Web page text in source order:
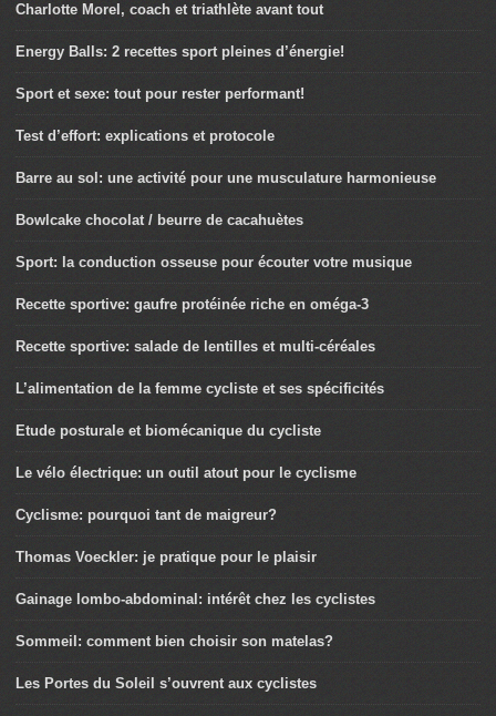
Charlotte Morel, coach et triathlète avant tout
Energy Balls: 2 recettes sport pleines d’énergie!
Sport et sexe: tout pour rester performant!
Test d’effort: explications et protocole
Barre au sol: une activité pour une musculature harmonieuse
Bowlcake chocolat / beurre de cacahuètes
Sport: la conduction osseuse pour écouter votre musique
Recette sportive: gaufre protéinée riche en oméga-3
Recette sportive: salade de lentilles et multi-céréales
L’alimentation de la femme cycliste et ses spécificités
Etude posturale et biomécanique du cycliste
Le vélo électrique: un outil atout pour le cyclisme
Cyclisme: pourquoi tant de maigreur?
Thomas Voeckler: je pratique pour le plaisir
Gainage lombo-abdominal: intérêt chez les cyclistes
Sommeil: comment bien choisir son matelas?
Les Portes du Soleil s’ouvrent aux cyclistes